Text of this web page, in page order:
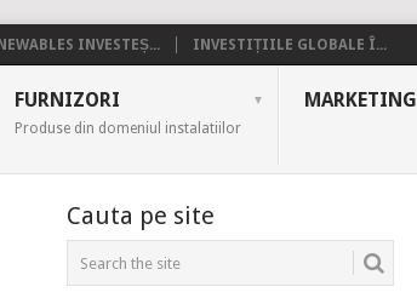
INVESTEȘ... INVESTIȚIILE GLOBALE Î...
FURNIZORI
Produse din domeniul instalatiilor
MARKETING
Cauta pe site